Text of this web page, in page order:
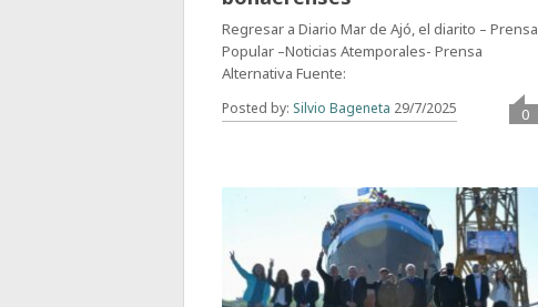
Regresar a Diario Mar de Ajó, el diarito – Prensa
Popular –Noticias Atemporales- Prensa
Alternativa Fuente:
Posted by: Silvio Bageneta 29/7/2025 0